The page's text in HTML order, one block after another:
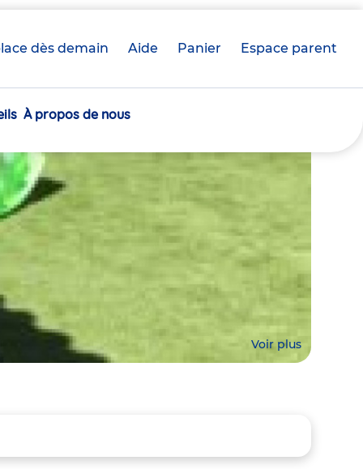
dès demain Aide Panier crèche(s)
Espace parent
À propos de nous
Voir plus